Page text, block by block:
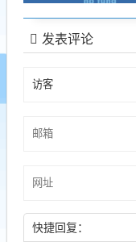
发表评论
快捷回复：